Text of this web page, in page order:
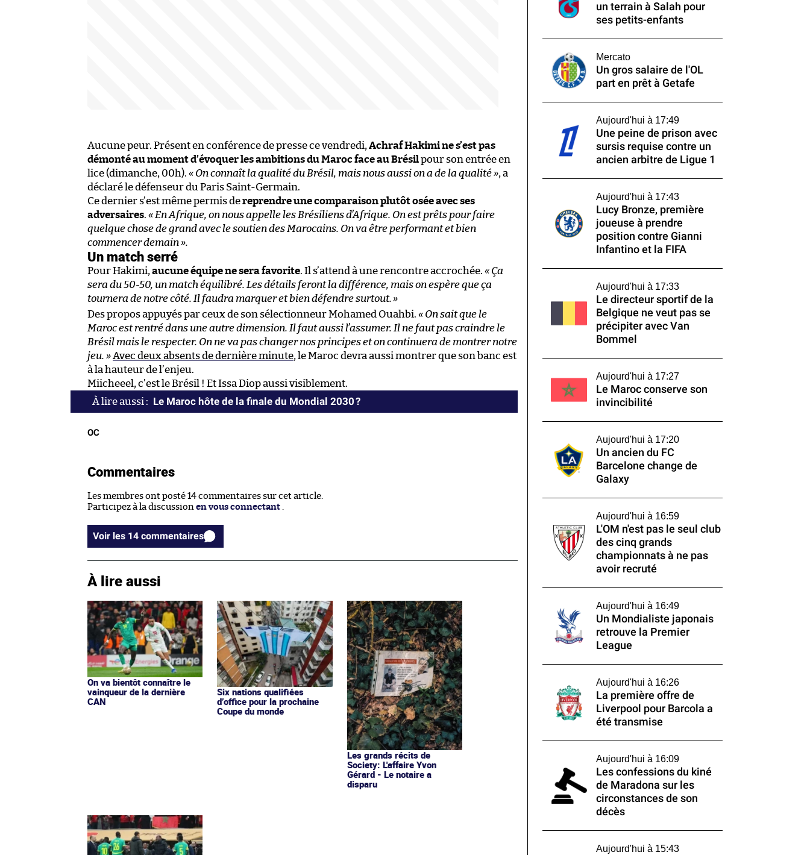
Aucune peur. Présent en conférence de presse ce vendredi, Achraf Hakimi ne s’est pas
démonté au moment d’évoquer les ambitions du Maroc face au Brésilpour son entrée en
lice (dimanche, 00h). « On connaît la qualité du Brésil, mais nous aussi on a de la qualité », a
déclaré le défenseur du Paris Saint-Germain.
Ce dernier s’est même permis dereprendre une comparaison plutôt osée avec ses
adversaires. « En Afrique, on nous appelle les Brésiliens d’Afrique. On est prêts pour faire
quelque chose de grand avec le soutien des Marocains. On va être performant et bien
commencer demain ».
Un match serré
Pour Hakimi, aucune équipe ne sera favorite. Il s’attend à une rencontre accrochée. « Ça
sera du 50-50, un match équilibré. Les détails feront la différence, mais on espère que ça
tournera de notre côté. Il faudra marquer et bien défendre surtout.»
Des propos appuyés par ceux de son sélectionneur Mohamed Ouahbi. « On sait que le
Maroc est rentré dans une autre dimension. Il faut aussi l’assumer. Il ne faut pas craindre le
Brésil mais le respecter. On ne va pas changer nos principes et on continuera de montrer notre
jeu. »Avec deux absents de dernière minute, le Maroc devra aussi montrer que son banc est
à la hauteur de l’enjeu.
Miicheeel, c’est le Brésil ! Et Issa Diop aussi visiblement.
Le Maroc hôte de la finale du Mondial 2030 ?
OC
Commentaires
Les membres ont posté 14 commentaires sur cet article.
Participez à la discussion en vous connectant .
Voir les 14 commentaires
À lire aussi
On va bientôt connaître le
vainqueur de la dernière
CAN
Six nations qualifiées
d’office pour la prochaine
Coupe du monde
Les grands récits de
Society: L'affaire Yvon
Gérard - Le notaire a
disparu
un terrain à Salah pour
ses petits-enfants
Mercato
Un gros salaire de l'OL
part en prêt à Getafe
Aujourd'hui à 17:49
Une peine de prison avec
sursis requise contre un
ancien arbitre de Ligue 1
Aujourd'hui à 17:43
Lucy Bronze, première
joueuse à prendre
position contre Gianni
Infantino et la FIFA
Aujourd'hui à 17:33
Le directeur sportif de la
Belgique ne veut pas se
précipiter avec Van
Bommel
Aujourd'hui à 17:27
Le Maroc conserve son
invincibilité
Aujourd'hui à 17:20
Un ancien du FC
Barcelone change de
Galaxy
Aujourd'hui à 16:59
L'OM n'est pas le seul club
des cinq grands
championnats à ne pas
avoir recruté
Aujourd'hui à 16:49
Un Mondialiste japonais
retrouve la Premier
League
Aujourd'hui à 16:26
La première offre de
Liverpool pour Barcola a
été transmise
Aujourd'hui à 16:09
Les confessions du kiné
de Maradona sur les
circonstances de son
décès
Aujourd'hui à 15:43